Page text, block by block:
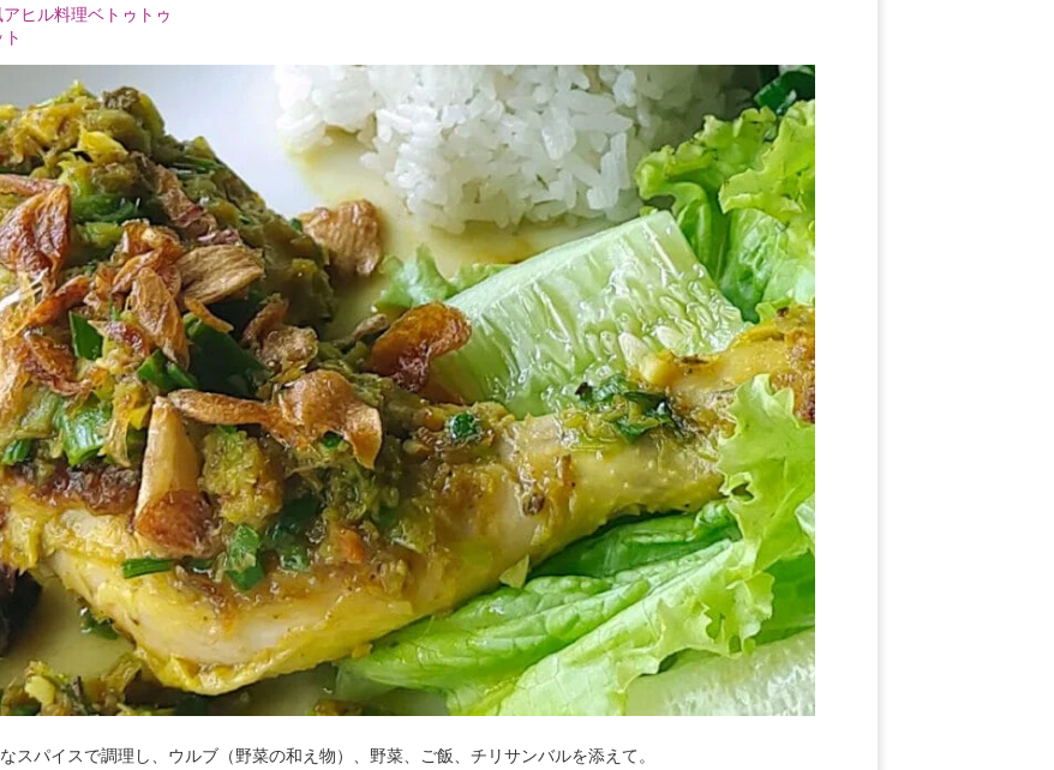
ヒル料理ベトゥトゥ
スパイスで調理し、ウルブ（野菜の和え物）、野菜、ご飯、チリサンバルを添えて。